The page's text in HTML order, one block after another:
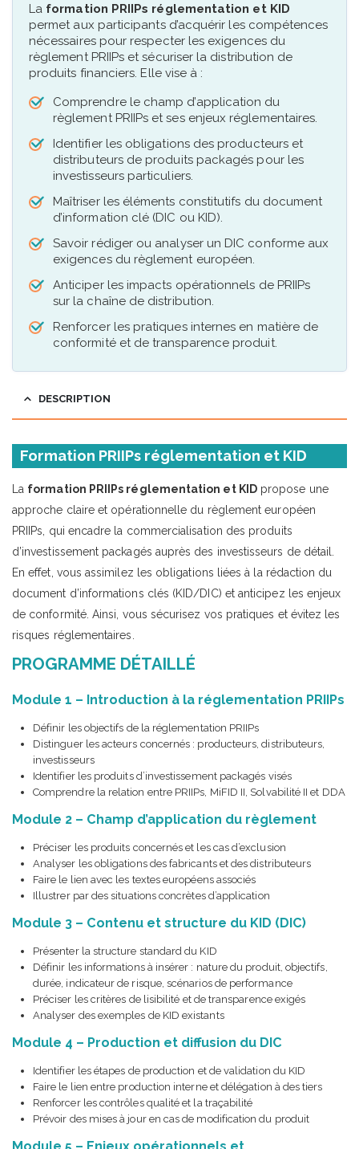
La formation PRIIPs réglementation et KID
permet aux participants d’acquérir les compétences
nécessaires pour respecter les exigences du
règlement PRIIPs et sécuriser la distribution de
produits financiers. Elle vise à :
Comprendre le champ d’application du
règlement PRIIPs et ses enjeux réglementaires.
Identifier les obligations des producteurs et
distributeurs de produits packagés pour les
investisseurs particuliers.
Maîtriser les éléments constitutifs du document
d’information clé (DIC ou KID).
Savoir rédiger ou analyser un DIC conforme aux
exigences du règlement européen.
Anticiper les impacts opérationnels de PRIIPs
sur la chaîne de distribution.
Renforcer les pratiques internes en matière de
conformité et de transparence produit.
DESCRIPTION
Formation PRIIPs réglementation et KID
La formation PRIIPs réglementation et KIDpropose une
approche claire et opérationnelle du règlement européen
PRIIPs, qui encadre la commercialisation des produits
d’investissement packagés auprès des investisseurs de détail.
En effet, vous assimilez les obligations liées à la rédaction du
document d’informations clés (KID/DIC) et anticipez les enjeux
de conformité. Ainsi, vous sécurisez vos pratiques et évitez les
risques réglementaires.
PROGRAMME DÉTAILLÉ
Module 1 – Introduction à la réglementation PRIIPs
Définir les objectifs de la réglementation PRIIPs
Distinguer les acteurs concernés : producteurs, distributeurs,
investisseurs
Identifier les produits d’investissement packagés visés
Comprendre la relation entre PRIIPs, MiFID II, Solvabilité II et DDA
Module 2 – Champ d’application du règlement
Préciser les produits concernés et les cas d’exclusion
Analyser les obligations des fabricants et des distributeurs
Faire le lien avec les textes européens associés
Illustrer par des situations concrètes d’application
Module 3 – Contenu et structure du KID (DIC)
Présenter la structure standard du KID
Définir les informations à insérer : nature du produit, objectifs,
durée, indicateur de risque, scénarios de performance
Préciser les critères de lisibilité et de transparence exigés
Analyser des exemples de KID existants
Module 4 – Production et diffusion du DIC
Identifier les étapes de production et de validation du KID
Faire le lien entre production interne et délégation à des tiers
Renforcer les contrôles qualité et la traçabilité
Prévoir des mises à jour en cas de modification du produit